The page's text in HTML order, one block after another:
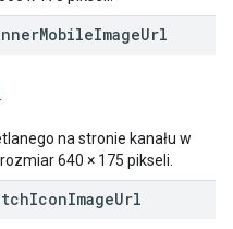
MobileImageUrl
na stronie kanału w
640 × 175 pikseli.
IconImageUrl